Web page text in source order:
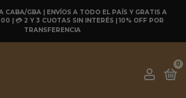
CABA/GBA | ENVÍOS A TODO EL PAÍS Y GRATIS A
| 💳 2 Y 3 CUOTAS SIN INTERÉS | 10% OFF POR
TRANSFERENCIA
0